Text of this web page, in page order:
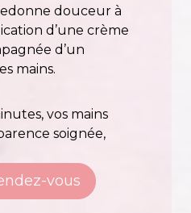
douceur à
d’une crème
d’un
mains.
vos mains
soignée,
vous